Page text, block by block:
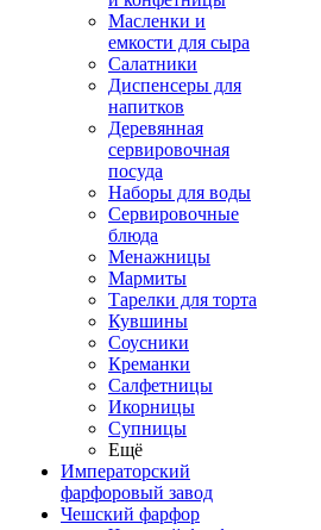
Масленки и
емкости для сыра
Салатники
Диспенсеры для
напитков
Деревянная
сервировочная
посуда
Наборы для воды
Сервировочные
блюда
Менажницы
Мармиты
Тарелки для торта
Кувшины
Соусники
Креманки
Салфетницы
Икорницы
Супницы
Ещё
Императорский
фарфоровый завод
Чешский фарфор